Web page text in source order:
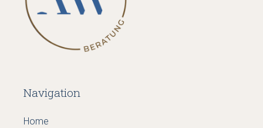
Navigation
Home